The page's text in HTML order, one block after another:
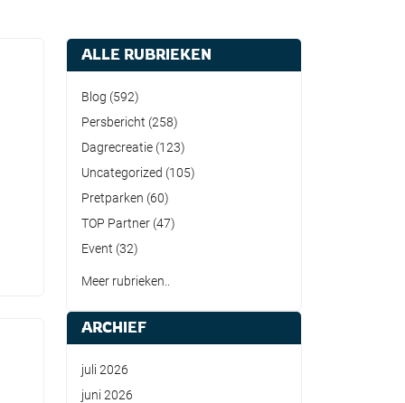
ALLE RUBRIEKEN
Blog (592)
Persbericht (258)
Dagrecreatie (123)
Uncategorized (105)
Pretparken (60)
TOP Partner (47)
Event (32)
Meer rubrieken..
ARCHIEF
juli 2026
juni 2026